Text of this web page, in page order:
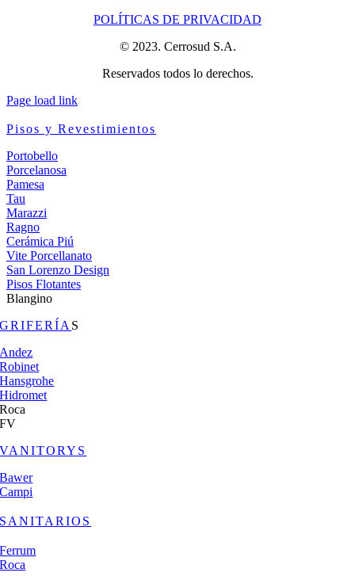
POLÍTICAS DE PRIVACIDAD
© 2023. Cerrosud S.A.
Reservados todos lo derechos.
Page load link
Pisos y Revestimientos
Portobello
Porcelanosa
Pamesa
Tau
Marazzi
Ragno
Cerámica Piú
Vite Porcellanato
San Lorenzo Design
Pisos Flotantes
Blangino
GRIFERÍA S
Andez
Robinet
Hansgrohe
Hidromet
Roca
FV
VANITORYS
Bawer
Campi
SANITARIOS
Ferrum
Roca